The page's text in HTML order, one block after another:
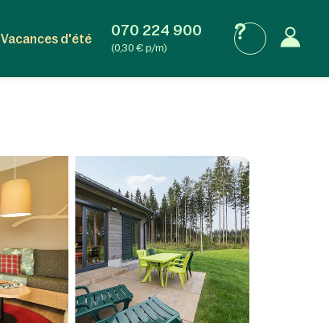
Vacances d'été 070 224 900
(0,30 € p/m)